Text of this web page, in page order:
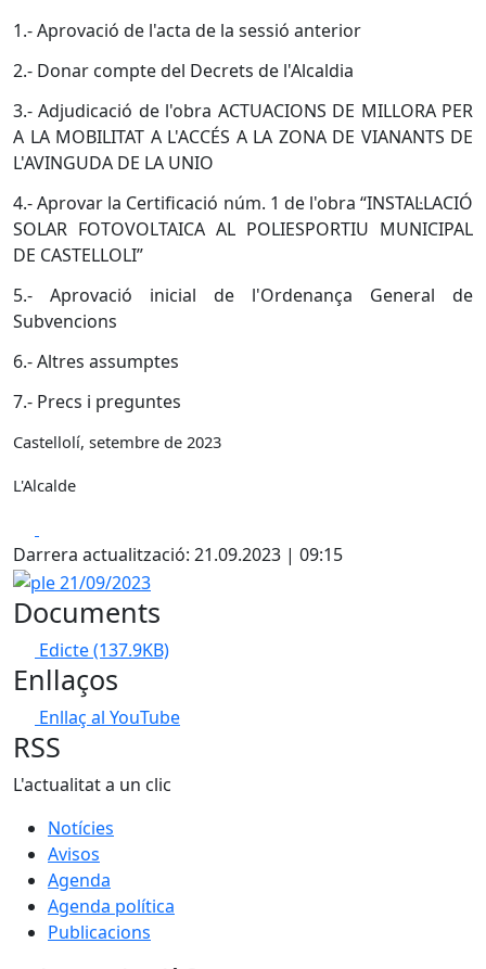
1.- Aprovació de l'acta de la sessió anterior
2.- Donar compte del Decrets de l'Alcaldia
3.- Adjudicació del'obra ACTUACIONS DE MILLORA PER
A LA MOBILITAT A L'ACCÉS A LA ZONA DE VIANANTS DE
L'AVINGUDA DE LA UNIO
4.- Aprovar la Certificació núm. 1 de l'obra “INSTAL·LACIÓ
SOLAR FOTOVOLTAICA AL POLIESPORTIU MUNICIPAL
DE CASTELLOLI”
5.- Aprovació inicial de l'Ordenança General de
Subvencions
6.- Altres assumptes
7.- Precs i preguntes
Castellolí, setembre de 2023
L'Alcalde
Darrera actualització: 21.09.2023 | 09:15
ple 21/09/2023
Documents
Edicte(137.9KB)
Enllaços
Enllaç al YouTube
RSS
L'actualitat a un clic
Notícies
Avisos
Agenda
Agenda política
Publicacions